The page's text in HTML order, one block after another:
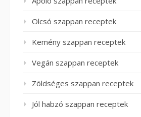
Olcsó szappan receptek
Kemény szappan receptek
Vegán szappan receptek
Zöldséges szappan receptek
Jól habzó szappan receptek